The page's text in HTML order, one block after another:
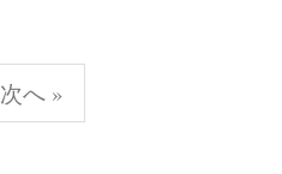
次へ »